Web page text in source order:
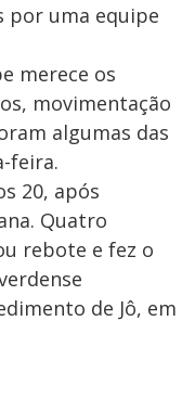
uma equipe
merece os
movimentação
algumas das
feira.
20, após
Quatro
rebote e fez o
de Jô, em